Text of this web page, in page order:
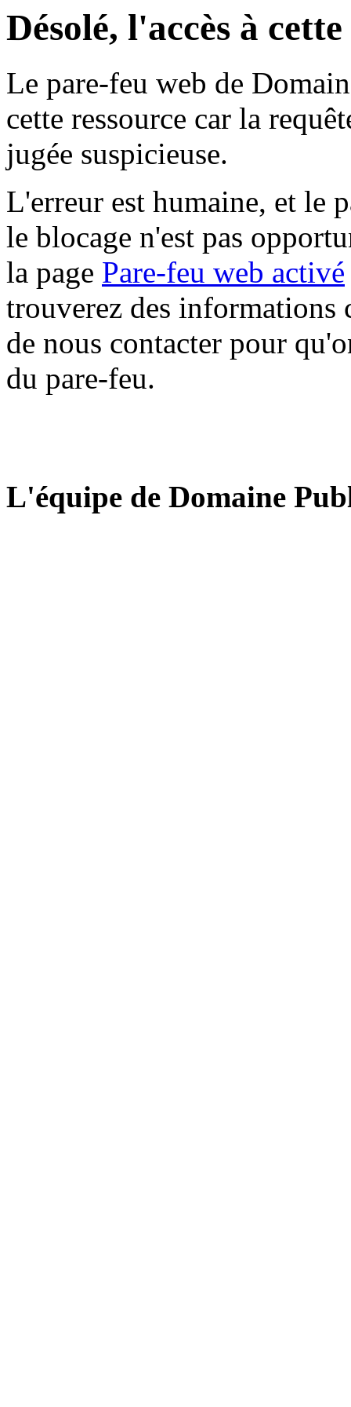
Désolé, l'accès à
Le pare-feu web de
cette ressource car la
jugée suspicieuse.
L'erreur est humaine, et le
le blocage n'est pas
la page Pare-feu web activé
trouverez des informations
de nous contacter pour
du pare-feu.
L'équipe de Domaine